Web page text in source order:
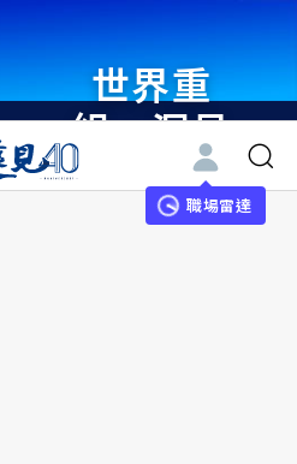
世界重
組・洞見
未來 與
世界領袖
職場雷達